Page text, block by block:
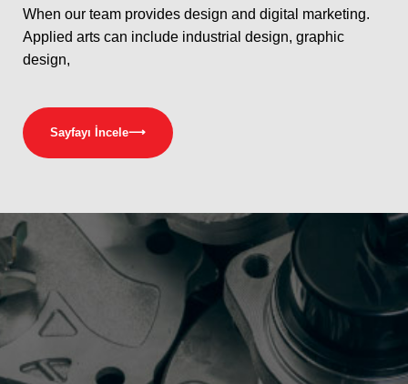
When our team provides design and digital marketing.
Applied arts can include industrial design, graphic
design,
Sayfayı İncele⟶